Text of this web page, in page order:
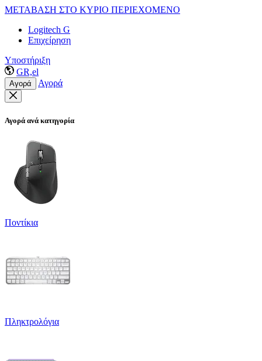
ΜΕΤΑΒΑΣΗ ΣΤΟ ΚΥΡΙΟ ΠΕΡΙΕΧΟΜΕΝΟ
Logitech G
Επιχείρηση
Υποστήριξη
GR,el
Αγορά Αγορά
Αγορά ανά κατηγορία
Ποντίκια
Πληκτρολόγια